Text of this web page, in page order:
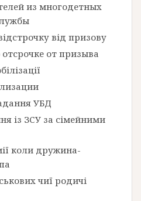
из многодетных
від призову
от призыва
УБД
із ЗСУ за сімейними
коли дружина-
чиї родичі